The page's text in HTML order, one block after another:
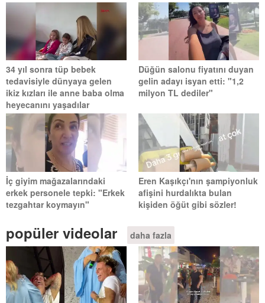
34 yıl sonra tüp bebek
tedavisiyle dünyaya gelen
ikiz kızları ile anne baba olma
heyecanını yaşadılar
Düğün salonu fiyatını duyan
gelin adayı isyan etti: "1,2
milyon TL dediler"
İç giyim mağazalarındaki
erkek personele tepki: "Erkek
tezgahtar koymayın"
Eren Kaşıkçı'nın şampiyonluk
afişini hurdalıkta bulan
kişiden öğüt gibi sözler!
popüler videolar daha fazla